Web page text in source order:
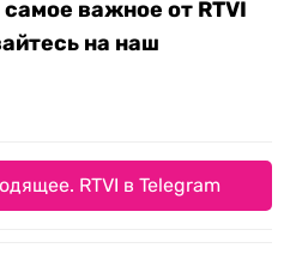
важное от RTVI
на наш
RTVI в Telegram